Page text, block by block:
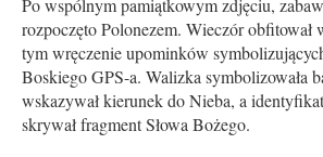
Po wspólnym pamiątkowym zdjęciu,
rozpoczęto Polonezem. Wieczór obfitował
tym wręczenie upominków
Boskiego GPS-a. Walizka symbolizowała
wskazywał kierunek do Nieba, a
skrywał fragment Słowa Bożego.